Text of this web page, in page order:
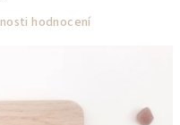
hodnocení